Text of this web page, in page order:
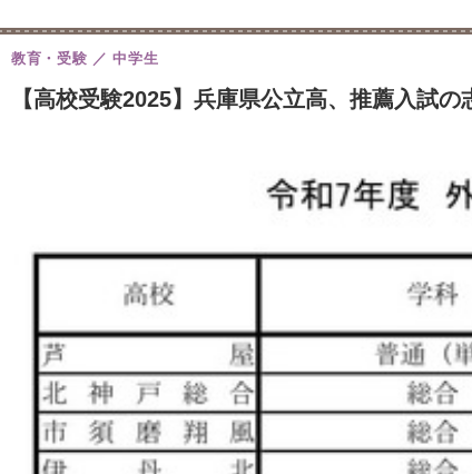
【高校受験2025】兵庫県公立高、推薦入試
教育・受験 中学生